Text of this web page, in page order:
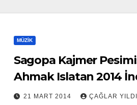
MÜZIK
Sagopa Kajmer
Ahmak Islatan 2014
21 MART 2014 ÇAĞLAR